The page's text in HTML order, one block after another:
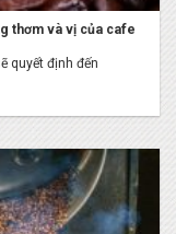
thơm và vị của cafe
quyết định đến